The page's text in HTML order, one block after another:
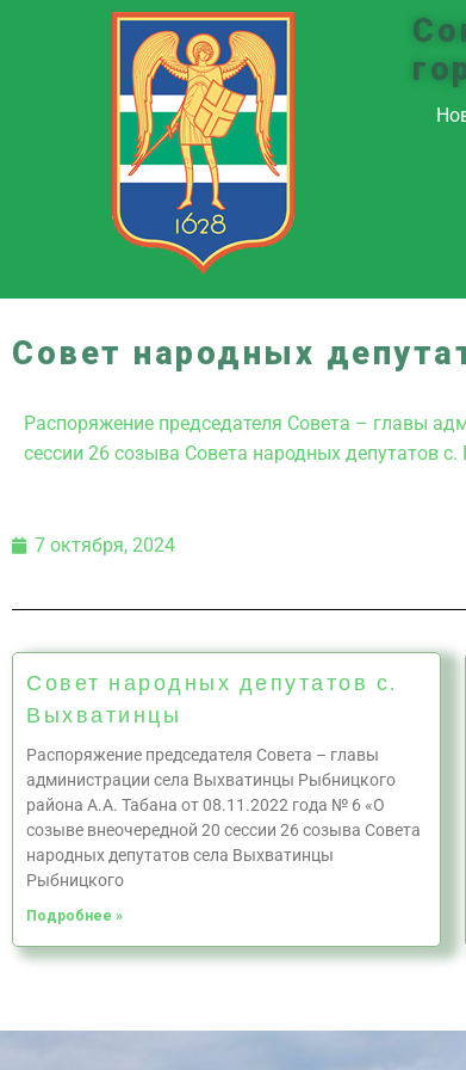
Совет народных
Распоряжение председателя Совета – главы
сессии 26 созыва Совета народных депутатов
7 октября, 2024
Совет народных депутатов с.
Выхватинцы
Распоряжение председателя Совета – главы
администрации села Выхватинцы Рыбницкого
района А.А. Табана от 08.11.2022 года № 6 «О
созыве внеочередной 20 сессии 26 созыва Совета
народных депутатов села Выхватинцы
Рыбницкого
Подробнее »